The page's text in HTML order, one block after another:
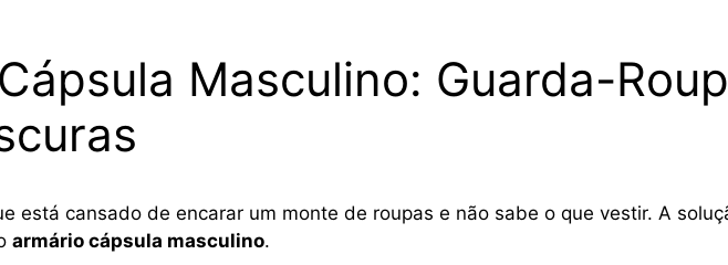
Masculino: Guarda-
está cansado de encarar um monte de roupas e não sabe o que vestir. A
armário cápsula masculino.